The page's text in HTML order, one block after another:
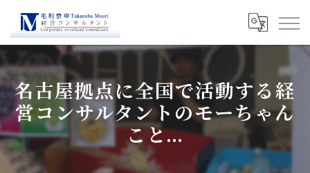
名古屋拠点に全国で活動する経
営コンサルタントのモーちゃん
こと...